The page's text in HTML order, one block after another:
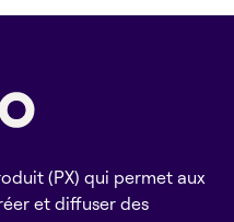
(PX) qui permet aux
et diffuser des